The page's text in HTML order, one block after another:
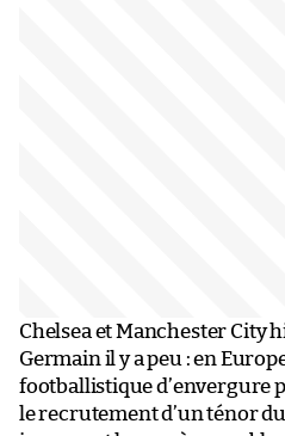
Chelsea et Manchester City
Germain il y a peu : en
footballistique d’envergure
le recrutement d’un ténor